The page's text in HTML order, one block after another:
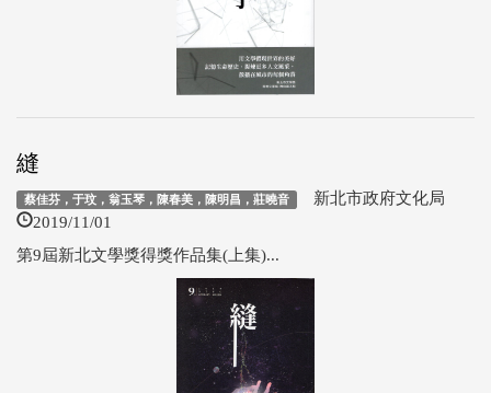
縫
蔡佳芬，于玟，翁玉琴，陳春美，陳明昌，莊曉音 新北市政府文化局
2019/11/01
第9屆新北文學獎得獎作品集(上集)...